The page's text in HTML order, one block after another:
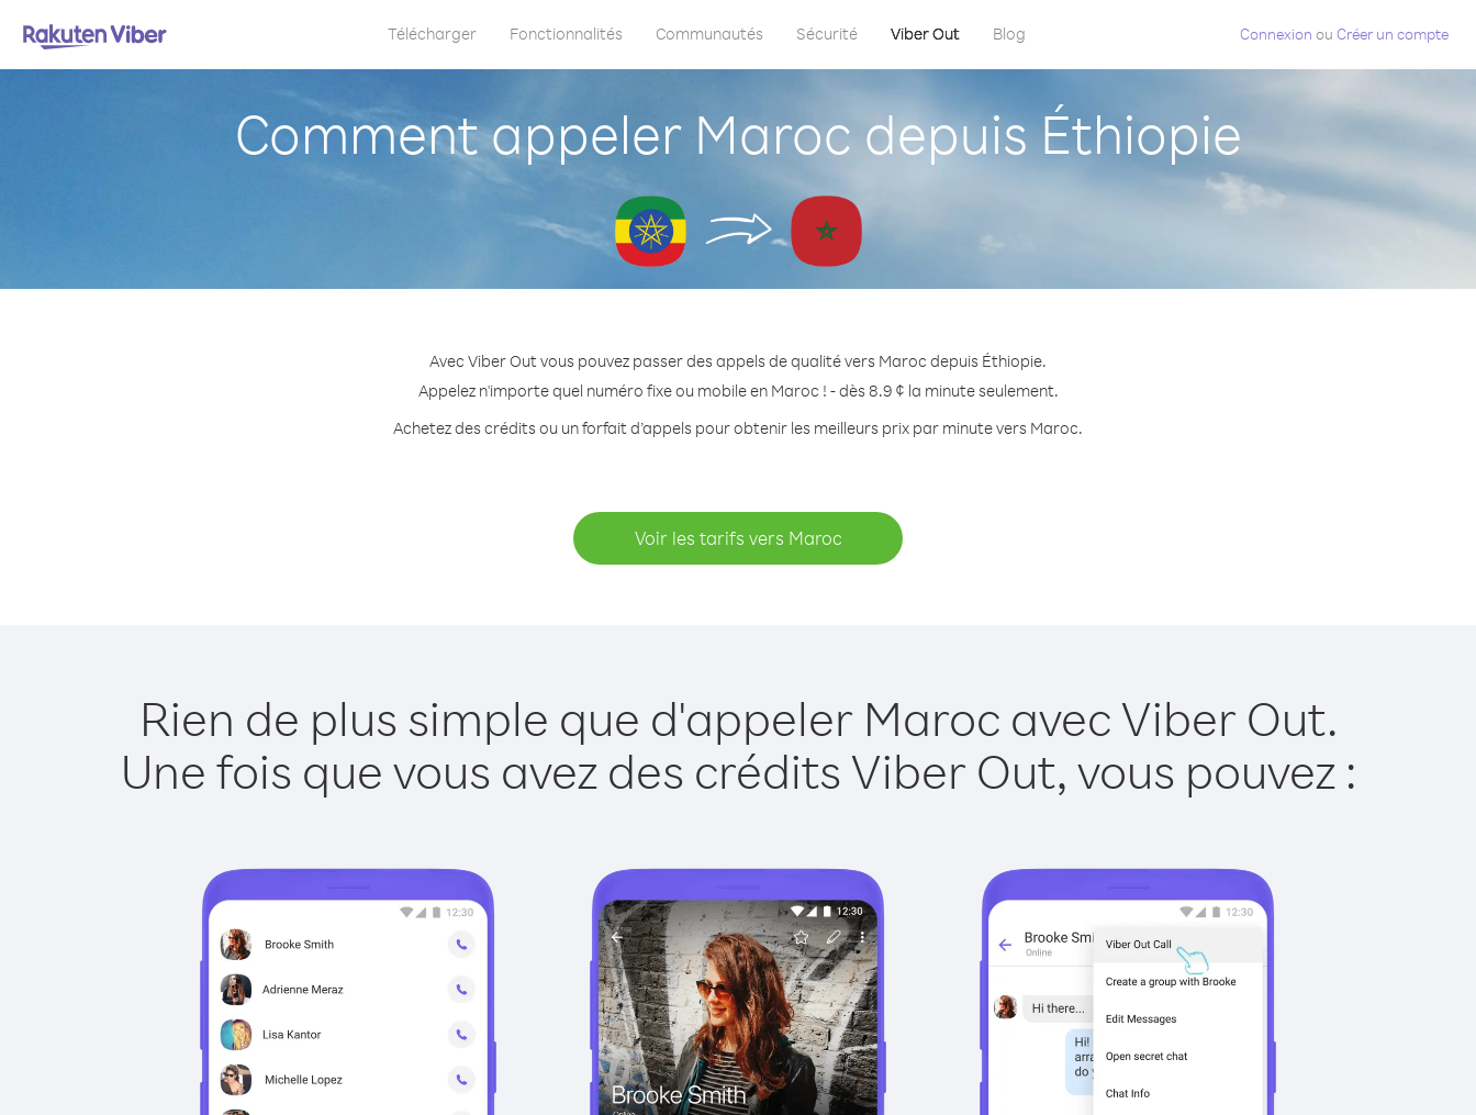
Télécharger Fonctionnalités Communautés Sécurité Viber Out Blog Connexion ou Créer un compte
Comment appeler Maroc depuis Éthiopie
Avec Viber Out vous pouvez passer des appels de qualité vers Maroc depuis Éthiopie.
Appelez n'importe quel numéro fixe ou mobile en Maroc ! - dès 8.9 ¢ la minute seulement.
Achetez des crédits ou un forfait d’appels pour obtenir les meilleurs prix par minute vers Maroc.
Voir les tarifs vers Maroc
Rien de plus simple que d'appeler Maroc avec Viber Out.
Une fois que vous avez des crédits Viber Out, vous pouvez :